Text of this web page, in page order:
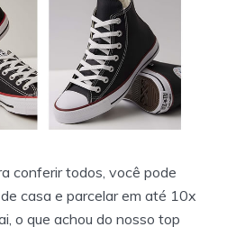
conferir todos, você pode
casa e parcelar em até 10x
o que achou do nosso top